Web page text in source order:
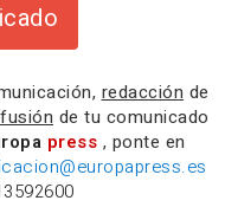
redacción de
de tu comunicado
press , ponte en